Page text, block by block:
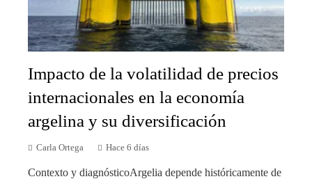
Impacto de la volatilidad de precios
internacionales en la economía
argelina y su diversificación
Carla Ortega Hace 6 días
Contexto y diagnósticoArgelia depende históricamente de